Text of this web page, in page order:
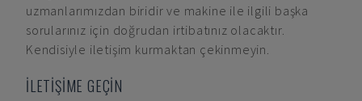
uzmanlarımızdan biridir ve makine ile ilgili başka
sorularınız için doğrudan irtibatınız olacaktır.
Kendisiyle iletişim kurmaktan çekinmeyin.
İLETİŞİME GEÇİN